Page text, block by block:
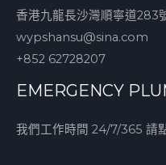
香港九龍長沙灣順寧道283
wypshansu@sina.com
+852 62728207
EMERGENCY
我們工作時間 24/7/365 請